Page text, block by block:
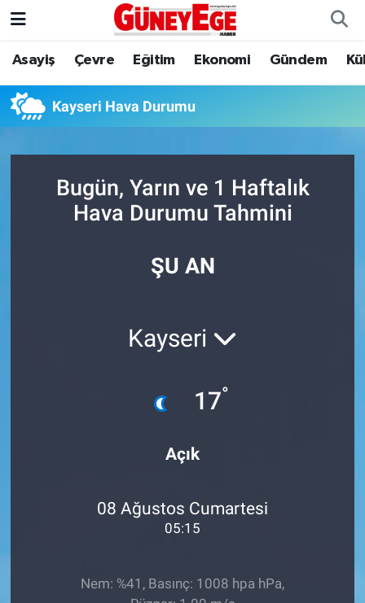
Asayiş Çevre Eğitim Ekonomi Gündem
Kayseri Hava Durumu
Bugün, Yarın ve 1 Haftalık
Hava Durumu Tahmini
ŞU AN
Kayseri
17°
Açık
08 Ağustos Cumartesi
05:15
Nem: %41, Basınç: 1008 hpa hPa,
Asayiş
Çevre
Ekonomi
İstanbul Hava Durumu
İstanbul Trafik Yoğunluk Haritası
Tüm Manşetler